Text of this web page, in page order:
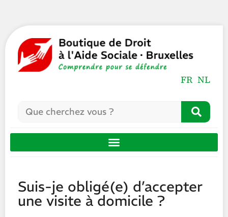
FR NL
Suis-je obligé(e) d’accepter
une visite à domicile ?